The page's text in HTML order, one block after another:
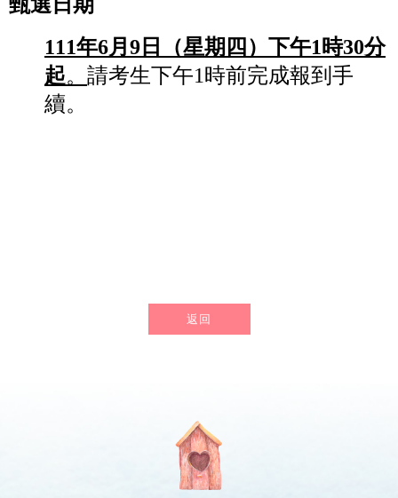
111年6月9日（星期四）下午1時30分
起。 請考生下午1時前完成報到手
續。
返回